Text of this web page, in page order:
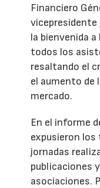
Financiero
vicepresidente
la bienvenida
todos los
resaltando el
el aumento de
mercado.
En el informe
expusieron
jornadas
publicaciones
asociaciones.